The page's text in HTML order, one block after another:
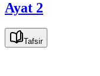
Ayat 2
Tafsir